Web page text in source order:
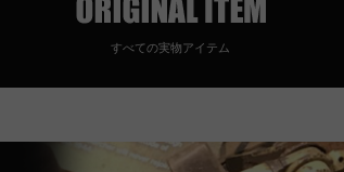
すべての実物アイテム